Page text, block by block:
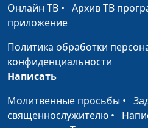
Онлайн ТВ • Архив ТВ
приложение
Политика обработки
конфиденциальности
Написать
Молитвенные просьбы •
священнослужителю •